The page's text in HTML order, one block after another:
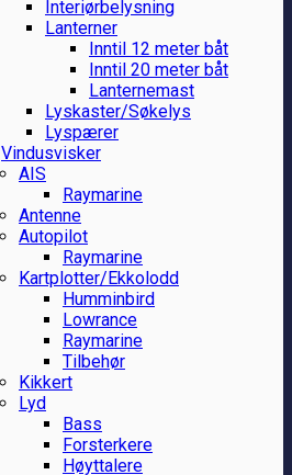
Interiørbelysning
Lanterner
Inntil 12 meter båt
Inntil 20 meter båt
Lanternemast
Lyskaster/Søkelys
Lyspærer
Vindusvisker
AIS
Raymarine
Antenne
Autopilot
Raymarine
Kartplotter/Ekkolodd
Humminbird
Lowrance
Raymarine
Tilbehør
Kikkert
Lyd
Bass
Forsterkere
Høyttalere